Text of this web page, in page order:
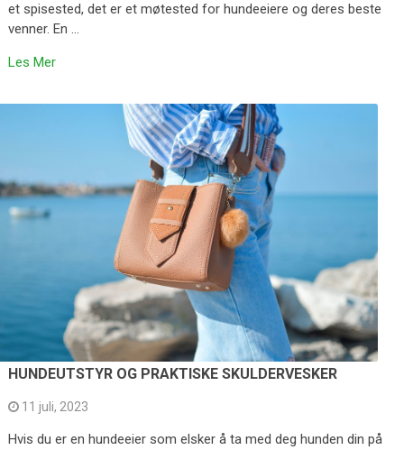
et spisested, det er et møtested for hundeeiere og deres beste
venner. En …
Les Mer
HUNDEUTSTYR OG PRAKTISKE SKULDERVESKER
11 juli, 2023
Hvis du er en hundeeier som elsker å ta med deg hunden din på